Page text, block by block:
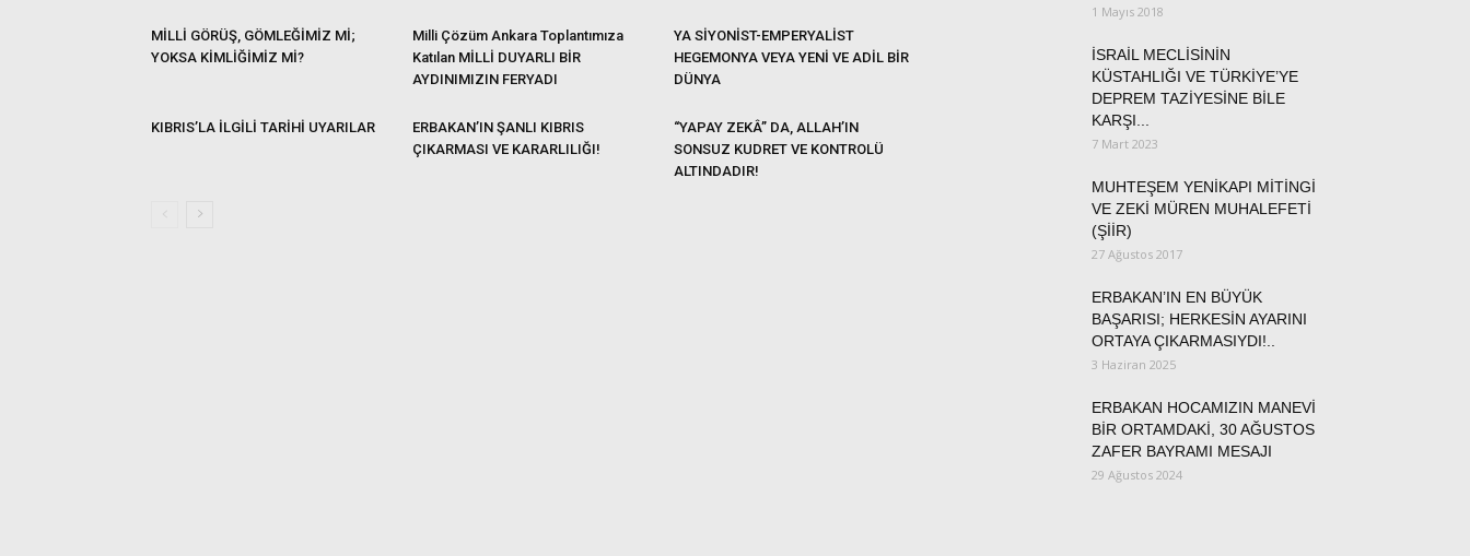
MİLLİ GÖRÜŞ, GÖMLEĞİMİZ Mİ;
YOKSA KİMLİĞİMİZ Mİ?
Milli Çözüm Ankara Toplantımıza
Katılan MİLLİ DUYARLI BİR
AYDINIMIZIN FERYADI
YA SİYONİST-EMPERYALİST
HEGEMONYA VEYA YENİ VE ADİL BİR
DÜNYA
KIBRIS’LA İLGİLİ TARİHİ UYARILAR
ERBAKAN’IN ŞANLI KIBRIS
ÇIKARMASI VE KARARLILIĞI!
“YAPAY ZEKÂ” DA, ALLAH’IN
SONSUZ KUDRET VE KONTROLÜ
ALTINDADIR!
1 Mayıs 2018
İSRAİL MECLİSİNİN
KÜSTAHLIĞI VE TÜRKİYE’YE
DEPREM TAZİYESİNE BİLE
KARŞI...
7 Mart 2023
MUHTEŞEM YENİKAPI MİTİNGİ
VE ZEKİ MÜREN MUHALEFETİ
(ŞİİR)
27 Ağustos 2017
ERBAKAN’IN EN BÜYÜK
BAŞARISI; HERKESİN AYARINI
ORTAYA ÇIKARMASIYDI!..
3 Haziran 2025
ERBAKAN HOCAMIZIN MANEVİ
BİR ORTAMDAKİ, 30 AĞUSTOS
ZAFER BAYRAMI MESAJI
29 Ağustos 2024